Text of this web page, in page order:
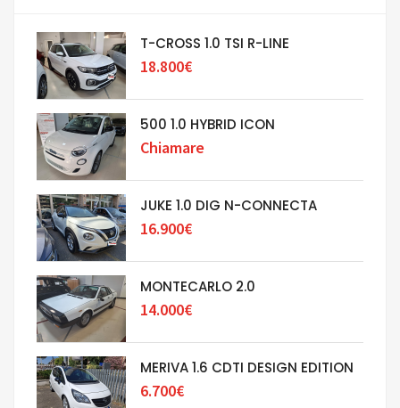
T-CROSS 1.0 TSI R-LINE
18.800€
500 1.0 HYBRID ICON
Chiamare
JUKE 1.0 DIG N-CONNECTA
16.900€
MONTECARLO 2.0
14.000€
MERIVA 1.6 CDTI DESIGN EDITION
6.700€